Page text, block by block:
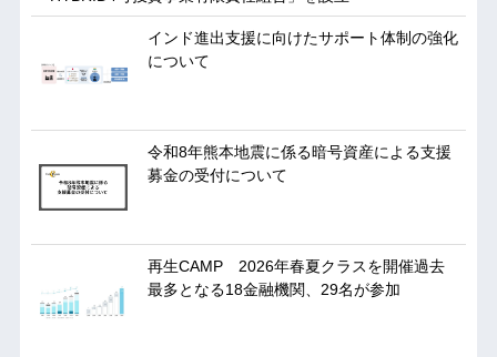
インド進出支援に向けたサポート体制の強化
について
令和8年熊本地震に係る暗号資産による支援
募金の受付について
再生CAMP 2026年春夏クラスを開催過去
最多となる18金融機関、29名が参加